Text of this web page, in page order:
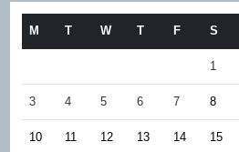
M T W T F S
1
3 4 5 6 7 8
10 11 12 13 14 15